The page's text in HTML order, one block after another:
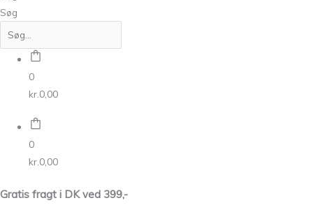
Søg
0
kr. 0,00
0
kr. 0,00
Gratis fragt i DK ved 399,-